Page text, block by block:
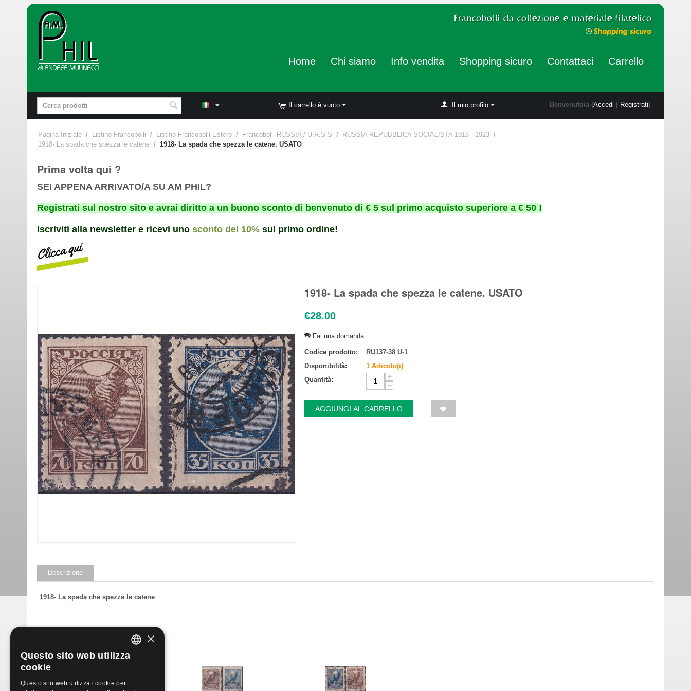
Home Chi siamo Info vendita Shopping sicuro Contattaci Carrello
Il carrello è vuoto Il mio profilo Benvenuto/a (Accedi Registrati)
Pagina Iniziale / Listino Francobolli / Listino Francobolli Estero / Francobolli RUSSIA / U.R.S.S / RUSSIA REPUBBLICA SOCIALISTA 1918 - 1923 /
1918- La spada che spezza le catene / 1918- La spada che spezza le catene. USATO
Prima volta qui ?
SEI APPENA ARRIVATO/A SU AM PHIL?
Registrati sul nostro sito e avrai diritto a un buono sconto di benvenuto di € 5 sul primo acquisto superiore a € 50 !
Iscriviti alla newsletter e ricevi uno sconto del 10% sul primo ordine!
1918- La spada che spezza le catene. USATO
€28.00
Fai una domanda
Codice prodotto:
RU137-38 U-1
Disponibilità:
1 Articolo(i)
Quantità:
+
−
AGGIUNGI AL CARRELLO
Descrizione
1918- La spada che spezza le catene
ITALIAN
×
Questo sito web utilizza
cookie
Questo sito web utilizza i cookie per